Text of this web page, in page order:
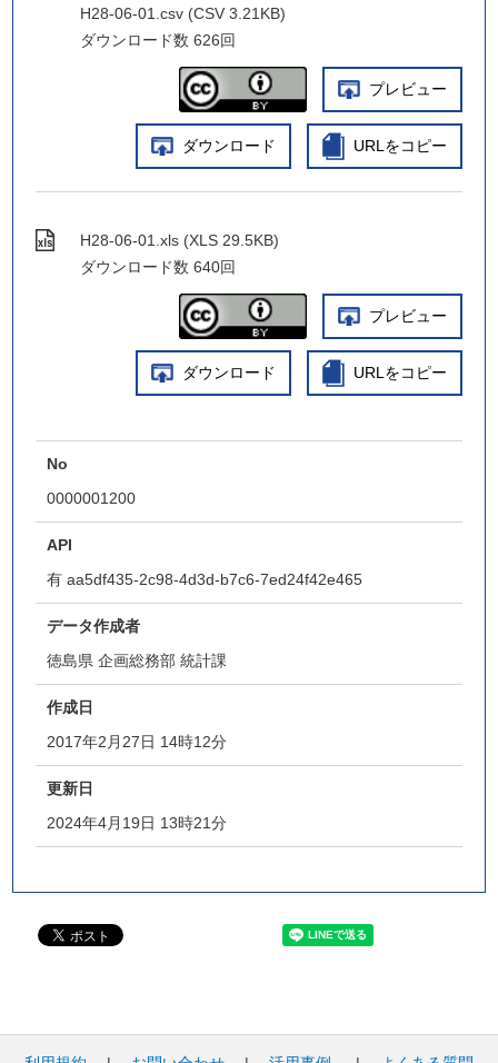
H28-06-01.csv (CSV 3.21KB)
ダウンロード数 626回
プレビュー
ダウンロード URLをコピー
H28-06-01.xls (XLS 29.5KB)
ダウンロード数 640回
プレビュー
ダウンロード URLをコピー
No
0000001200
API
有 aa5df435-2c98-4d3d-b7c6-7ed24f42e465
データ作成者
徳島県 企画総務部 統計課
作成日
2017年2月27日 14時12分
更新日
2024年4月19日 13時21分